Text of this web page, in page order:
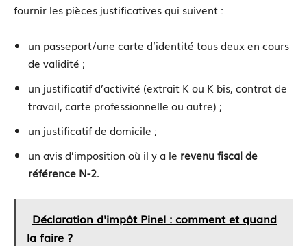
fournir les pièces justificatives qui suivent :
un passeport/une carte d’identité tous deux en cours
de validité ;
un justificatif d’activité (extrait K ou K bis, contrat de
travail, carte professionnelle ou autre) ;
un justificatif de domicile ;
un avis d’imposition où il y a le revenu fiscal de
référence N-2.
Déclaration d'impôt Pinel : comment et quand
la faire ?